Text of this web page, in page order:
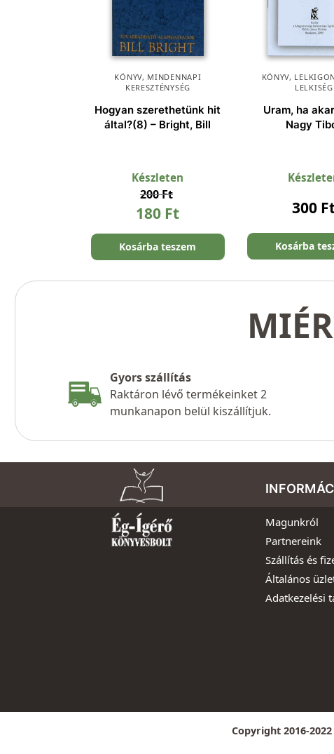
KÖNYV, MINDENNAPI
KERESZTÉNYSÉG
Hogyan szerethetünk hit
által?(8) – Bright, Bill
Készleten
200Ft
180 Ft
Kosárba teszem
KÖNYV,
LELKISÉG
Uram, ha
Nagy
300
Kosárba
Gyors szállítás
Raktáron lévő termékeinket 2
munkanapon belül kiszállítjuk.
Magunkról
Partnereink
Szállítás és
Általános
Adatkezelési
Copyright 2016-